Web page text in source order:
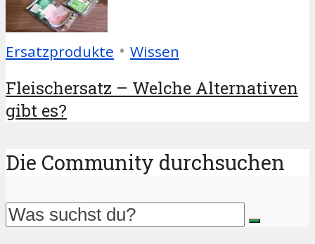
Ersatzprodukte • Wissen
Fleischersatz – Welche Alternativen
gibt es?
Die Community durchsuchen